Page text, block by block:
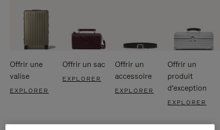
Offrir une
valise
EXPLORER
Offrir un sac
EXPLORER
Offrir un
accessoire
EXPLORER
Offrir un
produit
d'exception
EXPLORER